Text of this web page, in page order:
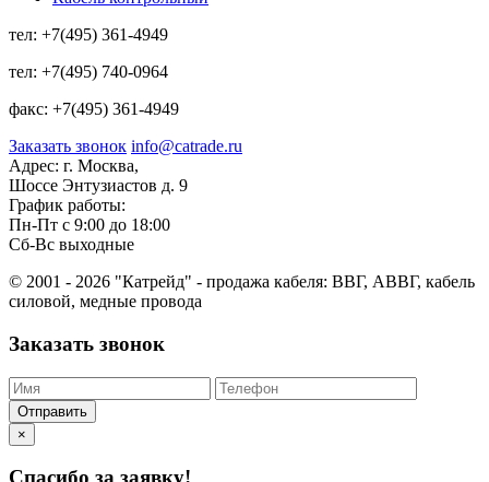
тел: +7(495) 361-4949
тел: +7(495) 740-0964
факс: +7(495) 361-4949
Заказать звонок info@catrade.ru
Адрес: г. Москва,
Шоссе Энтузиастов д. 9
График работы:
Пн-Пт с 9:00 до 18:00
Сб-Вс выходные
© 2001 - 2026 "Катрейд" - продажа кабеля: ВВГ, АВВГ, кабель
силовой, медные провода
Заказать звонок
Отправить
×